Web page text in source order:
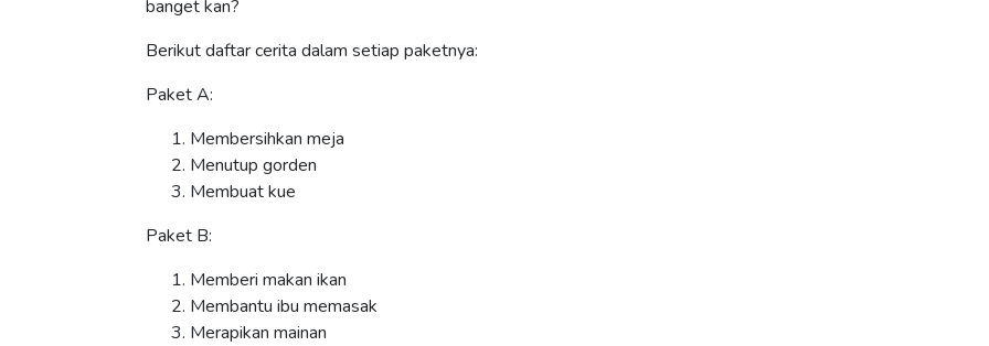
banget kan?
Berikut daftar cerita dalam setiap paketnya:
Paket A:
Membersihkan meja
Menutup gorden
Membuat kue
Paket B:
Memberi makan ikan
Membantu ibu memasak
Merapikan mainan